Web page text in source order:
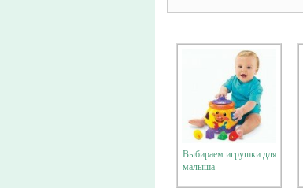
Выбираем игрушки для
малыша